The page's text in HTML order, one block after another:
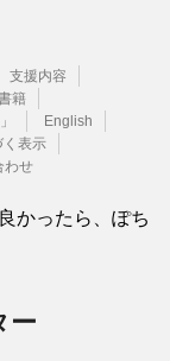
支援内容
籍
English
表示
わせ
かったら、ぽち
ー